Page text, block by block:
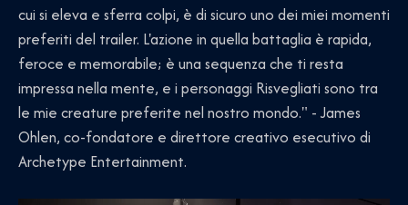
cui si eleva e sferra colpi, è di sicuro uno dei miei momenti
preferiti del trailer. L'azione in quella battaglia è rapida,
feroce e memorabile; è una sequenza che ti resta
impressa nella mente, e i personaggi Risvegliati sono tra
le mie creature preferite nel nostro mondo." - James
Ohlen, co-fondatore e direttore creativo esecutivo di
Archetype Entertainment.